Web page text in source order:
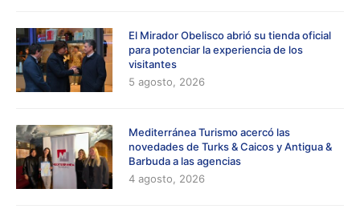
El Mirador Obelisco abrió su tienda oficial
para potenciar la experiencia de los
visitantes
5 agosto, 2026
Mediterránea Turismo acercó las
novedades de Turks & Caicos y Antigua &
Barbuda a las agencias
4 agosto, 2026